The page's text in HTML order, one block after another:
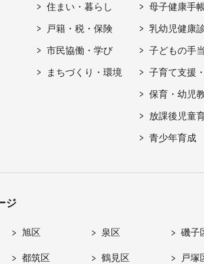
住まい・暮らし
戸籍・税・保険
市民協働・学び
まちづくり・環境
母子健康手
乳幼児健康
子どもの手
子育て支援
保育・幼児
放課後児童
青少年育成
ジ
旭区 泉区 磯子
都筑区 鶴見区 戸塚